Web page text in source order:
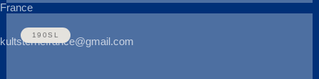
190SL
France
kultsternefrance@gmail.com